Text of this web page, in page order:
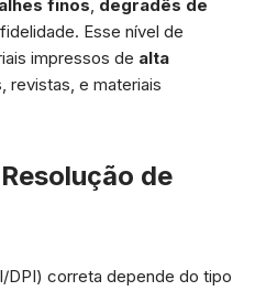
finos degradês de
Esse nível de
impressos de alta
revistas, e materiais
de
DPI) correta depende do tipo